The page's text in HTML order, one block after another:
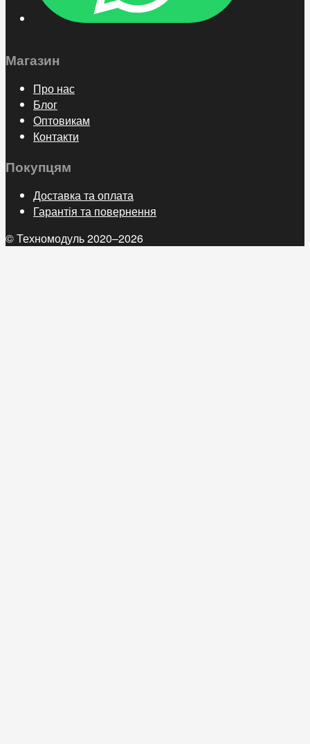
Магазин
Про нас
Блог
Оптовикам
Контакти
Покупцям
Доставка та оплата
Гарантія та повернення
© Техномодуль 2020–2026